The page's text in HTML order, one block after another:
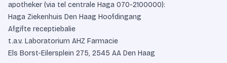
apotheker (via tel centrale Haga 070-2100000):
Haga Ziekenhuis Den Haag Hoofdingang
Afgifte receptiebalie
t.a.v. Laboratorium AHZ Farmacie
Els Borst-Eilersplein 275, 2545 AA Den Haag